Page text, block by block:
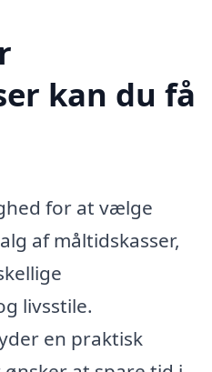
kan du få
for at vælge
af måltidskasser,
livsstile.
en praktisk